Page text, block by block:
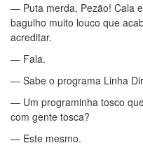
— Puta merda, Pezão! Cala
bagulho muito louco que
acreditar.
— Fala.
— Sabe o programa Linha
— Um programinha tosco
com gente tosca?
— Este mesmo.